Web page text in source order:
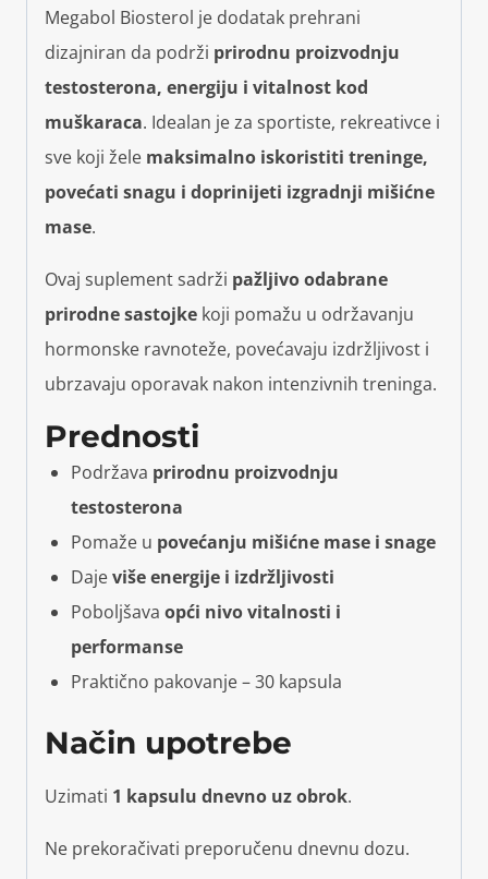
Megabol Biosterol je dodatak prehrani
dizajniran da podrži prirodnu proizvodnju
testosterona, energiju i vitalnost kod
muškaraca. Idealan je za sportiste, rekreativce i
sve koji žele maksimalno iskoristiti treninge,
povećati snagu i doprinijeti izgradnji mišićne
mase.
Ovaj suplement sadrži pažljivo odabrane
prirodne sastojke koji pomažu u održavanju
hormonske ravnoteže, povećavaju izdržljivost i
ubrzavaju oporavak nakon intenzivnih treninga.
Prednosti
Podržava prirodnu proizvodnju
testosterona
Pomaže u povećanju mišićne mase i snage
Dajeviše energije i izdržljivosti
Poboljšava opći nivo vitalnosti i
performanse
Praktično pakovanje – 30 kapsula
Način upotrebe
Uzimati 1 kapsulu dnevno uz obrok.
Ne prekoračivati preporučenu dnevnu dozu.